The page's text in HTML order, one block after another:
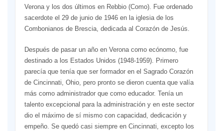
Verona y los dos últimos en Rebbio (Como). Fue ordenado
sacerdote el 29 de junio de 1946 en la iglesia de los
Combonianos de Brescia, dedicada al Corazón de Jesús.
Después de pasar un año en Verona como ecónomo, fue
destinado a los Estados Unidos (1948-1959). Primero
parecía que tenía que ser formador en el Sagrado Corazón
de Cincinnati, Ohio, pero pronto se dieron cuenta que valía
más como administrador que como educador. Tenía un
talento excepcional para la administración y en este sector
dio el máximo de sí mismo con capacidad, dedicación y
empeño. Se quedó casi siempre en Cincinnati, excepto los